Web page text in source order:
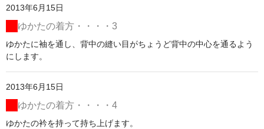
2013年6月15日
ゆかたの着方・・・・3
ゆかたに袖を通し、背中の縫い目がちょうど背中の中心を通るよう
にします。
2013年6月15日
ゆかたの着方・・・・4
ゆかたの衿を持って持ち上げます。